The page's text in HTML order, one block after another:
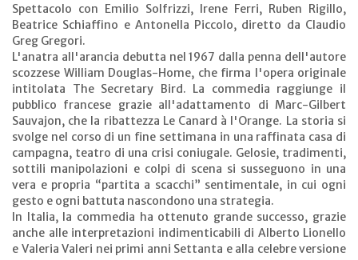
Spettacolo con Emilio Solfrizzi, Irene Ferri, Ruben Rigillo,
Beatrice Schiaffino e Antonella Piccolo, diretto da Claudio
Greg Gregori.
L'anatra all'arancia debutta nel 1967 dalla penna dell'autore
scozzese William Douglas-Home, che firma l'opera originale
intitolata The Secretary Bird. La commedia raggiunge il
pubblico francese grazie all'adattamento di Marc-Gilbert
Sauvajon, che la ribattezza Le Canard à l'Orange. La storia si
svolge nel corso di un fine settimana in una raffinata casa di
campagna, teatro di una crisi coniugale. Gelosie, tradimenti,
sottili manipolazioni e colpi di scena si susseguono in una
vera e propria “partita a scacchi” sentimentale, in cui ogni
gesto e ogni battuta nascondono una strategia.
In Italia, la commedia ha ottenuto grande successo, grazie
anche alle interpretazioni indimenticabili di Alberto Lionello
e Valeria Valeri nei primi anni Settanta e alla celebre versione